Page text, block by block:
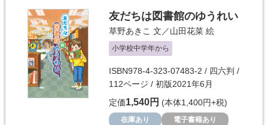
友だちは図書館のゆうれい
草野あきこ 文／山田花菜 絵
小学校中学年から
ISBN978-4-323-07483-2 / 四六判 /
112ページ / 初版2021年6月
定価1,540円 (本体1,400円+税)
在庫あり 電子書籍あり